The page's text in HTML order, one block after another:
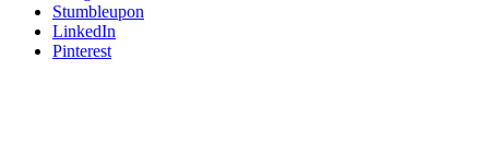
Stumbleupon
LinkedIn
Pinterest